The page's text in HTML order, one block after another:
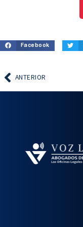
Facebook
ANTERIOR